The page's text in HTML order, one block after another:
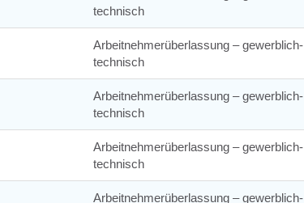
technisch
Arbeitnehmerüberlassung – gewerblich-
technisch
Arbeitnehmerüberlassung – gewerblich-
technisch
Arbeitnehmerüberlassung – gewerblich-
technisch
Arbeitnehmerüberlassung – gewerblich-